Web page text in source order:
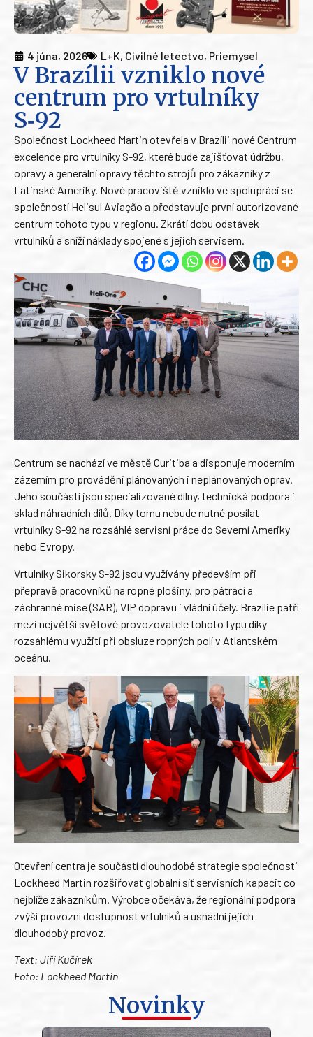
4 júna, 2026 L+K, Civilné letectvo, Priemysel
V Brazílii vzniklo nové
centrum pro vrtulníky
S‑92
Společnost Lockheed Martin otevřela v Brazílii nové Centrum
excelence pro vrtulníky S-92, které bude zajišťovat údržbu,
opravy a generální opravy těchto strojů pro zákazníky z
Latinské Ameriky. Nové pracoviště vzniklo ve spolupráci se
společností Helisul Aviação a představuje první autorizované
centrum tohoto typu v regionu. Zkrátí dobu odstávek
vrtulníků a sníží náklady spojené s jejich servisem.
Centrum se nachází ve městě Curitiba a disponuje moderním
zázemím pro provádění plánovaných i neplánovaných oprav.
Jeho součástí jsou specializované dílny, technická podpora i
sklad náhradních dílů. Díky tomu nebude nutné posílat
vrtulníky S-92 na rozsáhlé servisní práce do Severní Ameriky
nebo Evropy.
Vrtulníky Sikorsky S-92 jsou využívány především při
přepravě pracovníků na ropné plošiny, pro pátrací a
záchranné mise (SAR), VIP dopravu i vládní účely. Brazílie patří
mezi největší světové provozovatele tohoto typu díky
rozsáhlému využití při obsluze ropných polí v Atlantském
oceánu.
Otevření centra je součástí dlouhodobé strategie společnosti
Lockheed Martin rozšiřovat globální síť servisních kapacit co
nejblíže zákazníkům. Výrobce očekává, že regionální podpora
zvýší provozní dostupnost vrtulníků a usnadní jejich
dlouhodobý provoz.
Text: Jiří Kučírek
Foto: Lockheed Martin
Novinky